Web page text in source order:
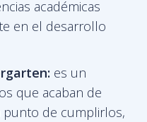
académicas
en el desarrollo
es un
que acaban de
punto de cumplirlos,